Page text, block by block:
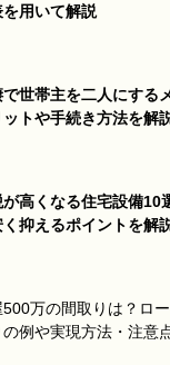
用いて解説
世帯主を二人にする
ットや手続き方法を解
高くなる住宅設備10
抑えるポイントを解
万の間取りは？ロ
の例や実現方法・注意